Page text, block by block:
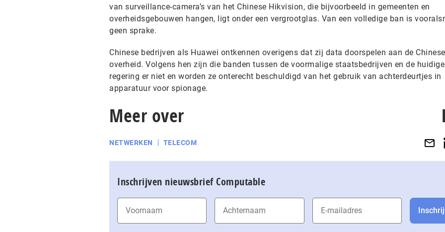
van surveillance-camera’s van het Chinese Hikvision, die bijvoorbeeld in gemeenten en
overheidsgebouwen hangen, ligt onder een vergrootglas. Van een volledige ban is
geen sprake.
Chinese bedrijven als Huawei ontkennen overigens dat zij data doorspelen aan de Chinese
overheid. Volgens hen zijn die banden tussen de voormalige staatsbedrijven en de huidige
regering er niet en worden ze onterecht beschuldigd van het gebruik van achterdeurtjes in
apparatuur voor spionage.
Meer over
NETWERKEN TELECOM
Inschrijven nieuwsbrief Computable